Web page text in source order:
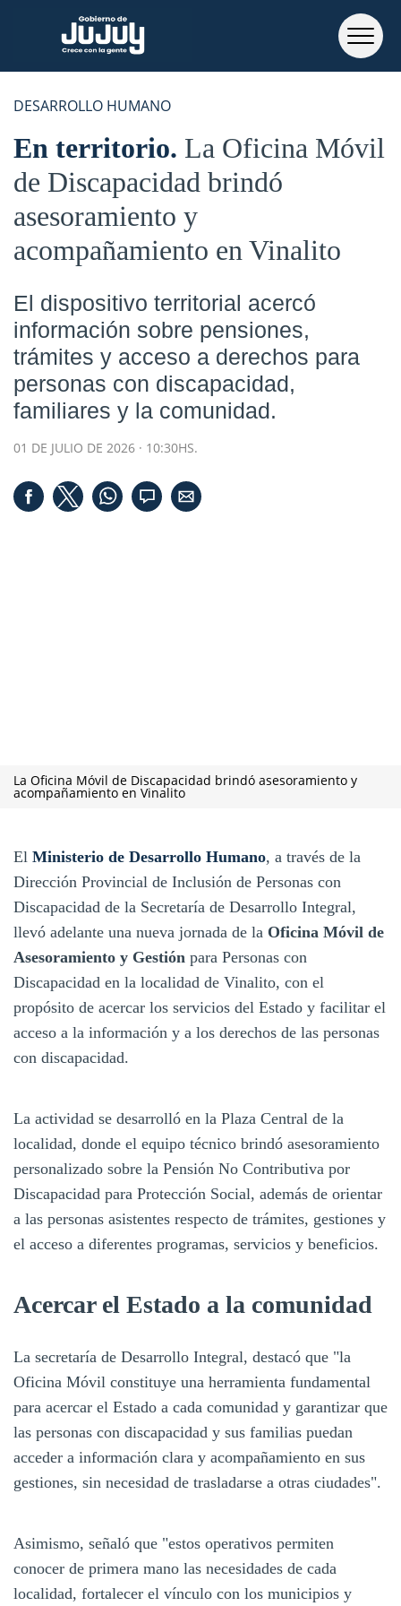
DESARROLLO HUMANO
En territorio La Oficina Móvil
de Discapacidad brindó
asesoramiento y
acompañamiento en Vinalito
El dispositivo territorial acercó
información sobre pensiones,
trámites y acceso a derechos para
personas con discapacidad,
familiares y la comunidad.
01 DE JULIO DE 2026 · 10:30HS.
La Oficina Móvil de Discapacidad brindó asesoramiento y
acompañamiento en Vinalito
El Ministerio de Desarrollo Humano, a través de la
Dirección Provincial de Inclusión de Personas con
Discapacidad de la Secretaría de Desarrollo Integral,
llevó adelante una nueva jornada de la Oficina Móvil de
Asesoramiento y Gestión para Personas con
Discapacidad en la localidad de Vinalito, con el
propósito de acercar los servicios del Estado y facilitar el
acceso a la información y a los derechos de las personas
con discapacidad.
La actividad se desarrolló en la Plaza Central de la
localidad, donde el equipo técnico brindó asesoramiento
personalizado sobre la Pensión No Contributiva por
Discapacidad para Protección Social, además de orientar
a las personas asistentes respecto de trámites, gestiones y
el acceso a diferentes programas, servicios y beneficios.
Acercar el Estado a la comunidad
La secretaría de Desarrollo Integral, destacó que "la
Oficina Móvil constituye una herramienta fundamental
para acercar el Estado a cada comunidad y garantizar que
las personas con discapacidad y sus familias puedan
acceder a información clara y acompañamiento en sus
gestiones, sin necesidad de trasladarse a otras ciudades".
Asimismo, señaló que "estos operativos permiten
conocer de primera mano las necesidades de cada
localidad, fortalecer el vínculo con los municipios y